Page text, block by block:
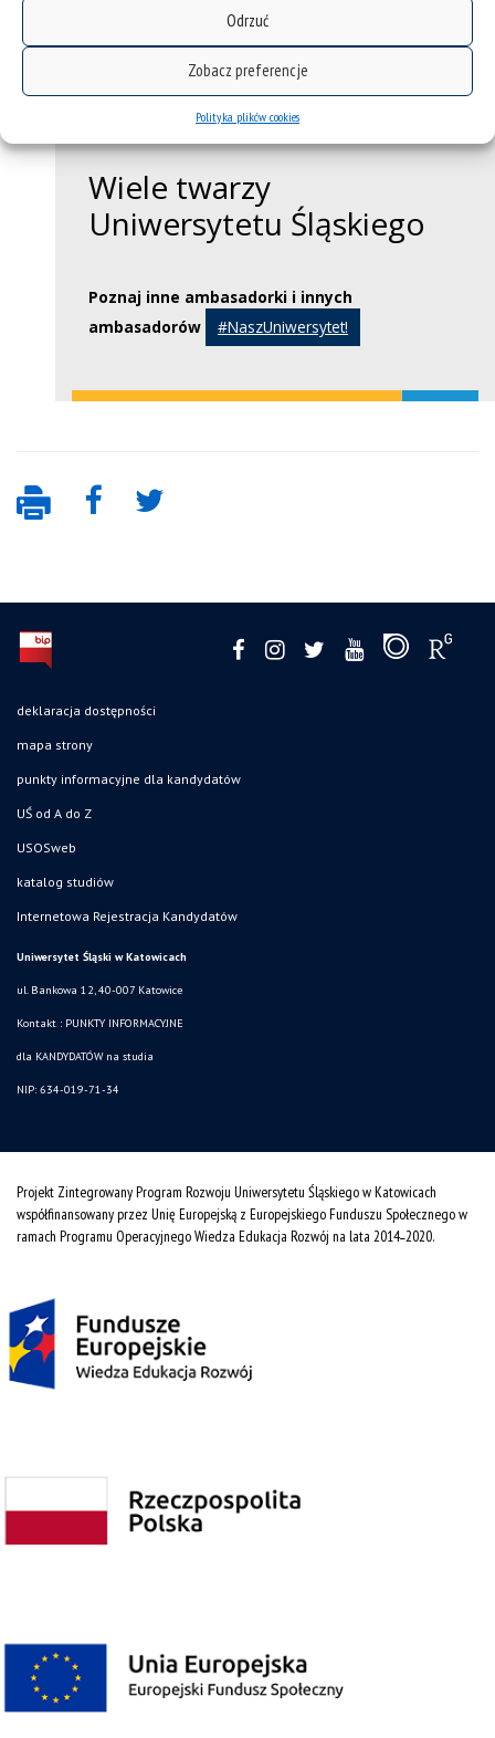
Odrzuć
Zobacz preferencje
Polityka plików cookies
Wierna fanka historii rodzin Pawlaków i Karguli.
Optymistyczna realistka, która kieruje się zasadą, iż w życiu
Wiele twarzy
Uniwersytetu Śląskiego
Poznaj inne ambasadorki i innych
ambasadorów
#NaszUniwersytet!
deklaracja dostępności
mapa strony
punkty informacyjne dla kandydatów
UŚ od A do Z
USOSweb
katalog studiów
Internetowa Rejestracja Kandydatów
Uniwersytet Śląski w Katowicach
ul. Bankowa 12, 40-007 Katowice
Kontakt : PUNKTY INFORMACYJNE
dla KANDYDATÓW na studia
NIP: 634-019-71-34
Projekt Zintegrowany Program Rozwoju Uniwersytetu Śląskiego w Katowicach
współfinansowany przez Unię Europejską z Europejskiego Funduszu Społecznego w
ramach Programu Operacyjnego Wiedza Edukacja Rozwój na lata 2014˗2020.